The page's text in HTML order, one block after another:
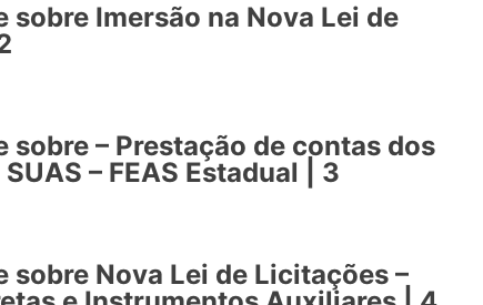
sobre Imersão na Nova Lei de
sobre – Prestação de contas dos
– FEAS Estadual | 3
sobre Nova Lei de Licitações –